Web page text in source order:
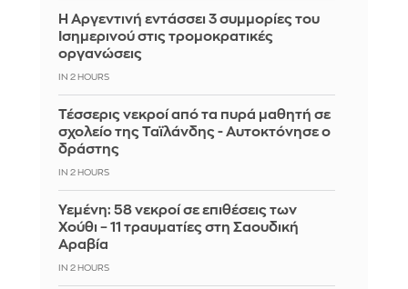
Η Αργεντινή εντάσσει 3 συμμορίες του
Ισημερινού στις τρομοκρατικές
οργανώσεις
IN 2 HOURS
Τέσσερις νεκροί από τα πυρά μαθητή σε
σχολείο της Ταϊλάνδης - Αυτοκτόνησε ο
δράστης
IN 2 HOURS
Υεμένη: 58 νεκροί σε επιθέσεις των
Χούθι – 11 τραυματίες στη Σαουδική
Αραβία
IN 2 HOURS